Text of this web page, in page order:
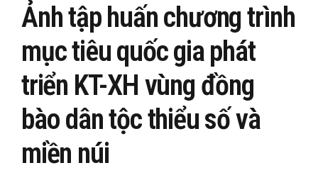
Ảnh tập huấn chương trình
mục tiêu quốc gia phát
triển KT-XH vùng đồng
bào dân tộc thiểu số và
miền núi